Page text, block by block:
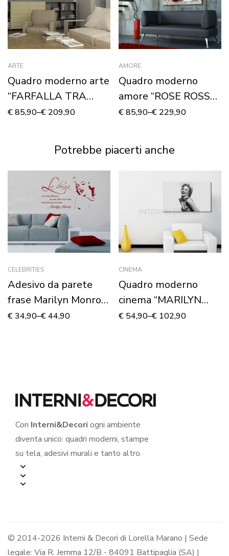
ARTE
Quadro moderno arte
“FARFALLA TRA
DECORI” – Stampa su
€85,90–€ 209,90
AMORE
Quadro moderno
amore “ROSE ROSSE
E CUORE” – Stampa
€85,90–€ 229,90
Potrebbe piacerti anche
CELEBRITIES
Adesivo da parete
frase Marilyn Monroe
“LA DONNA È LA
€34,90–€44,90
CINEMA
Quadro moderno
cinema “MARILYN
MONROE” – Stampa
€ 54,90–€ 102,90
Con Interni&Decori ogni ambiente
diventa unico: quadri moderni, stampe
su tela, adesivi murali e tanto altro.
© 2014-2026 Interni & Decori di Lorella Marano | Sede
legale: Via R. Jemma 12/B - 84091 Battipaglia (SA) |